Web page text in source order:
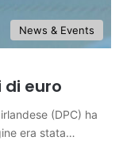
News & Events
di euro
(DPC) ha
era stata…